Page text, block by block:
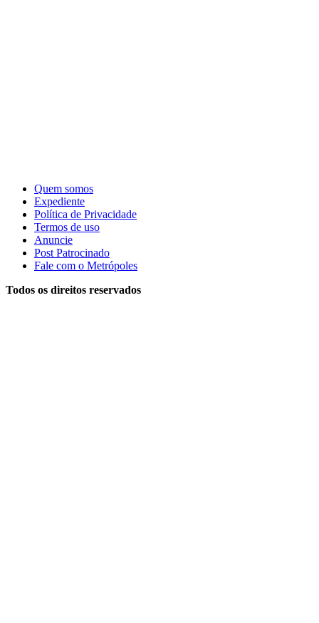
Quem somos
Expediente
Política de Privacidade
Termos de uso
Anuncie
Post Patrocinado
Fale com o Metrópoles
Todos os direitos reservados